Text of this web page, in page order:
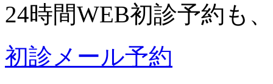
24時間WEB初診予約も
初診メール予約